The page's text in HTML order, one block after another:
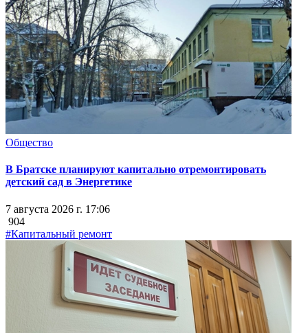
Общество
В Братске планируют капитально отремонтировать
детский сад в Энергетике
7 августа 2026 г. 17:06
904
#Капитальный ремонт